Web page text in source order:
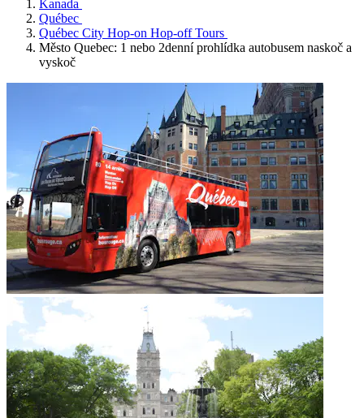
Kanada
Québec
Québec City Hop-on Hop-off Tours
Město Quebec: 1 nebo 2denní prohlídka autobusem naskoč a
vyskoč